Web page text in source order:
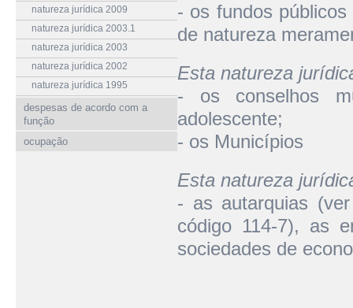
natureza jurídica 2009
natureza jurídica 2003.1
natureza jurídica 2003
natureza jurídica 2002
natureza jurídica 1995
despesas de acordo com a
função
ocupação
- os fundos
de natureza
Esta natureza
- os conselhos
adolescente;
- os Municípios
Esta natureza
- as autarquias
código 114-7), as
sociedades de